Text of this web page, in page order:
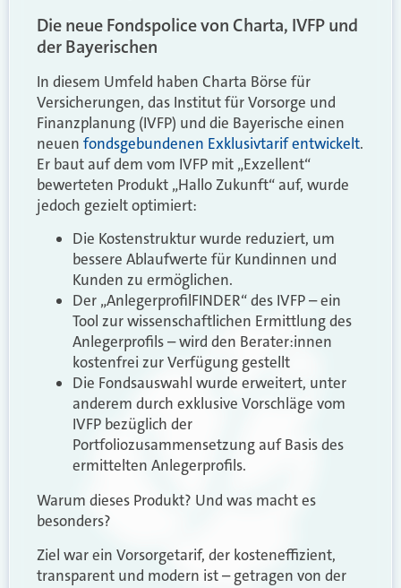
Die neue Fondspolice von Charta, IVFP und
der Bayerischen
In diesem Umfeld haben Charta Börse für
Versicherungen, das Institut für Vorsorge und
Finanzplanung (IVFP) und die Bayerische einen
neuen fondsgebundenen Exklusivtarif entwickelt.
Er baut auf dem vom IVFP mit „Exzellent“
bewerteten Produkt „Hallo Zukunft“ auf, wurde
jedoch gezielt optimiert:
Die Kostenstruktur wurde reduziert, um
bessere Ablaufwerte für Kundinnen und
Kunden zu ermöglichen.
Der „AnlegerprofilFINDER“ des IVFP – ein
Tool zur wissenschaftlichen Ermittlung des
Anlegerprofils – wird den Berater:innen
kostenfrei zur Verfügung gestellt
Die Fondsauswahl wurde erweitert, unter
anderem durch exklusive Vorschläge vom
IVFP bezüglich der
Portfoliozusammensetzung auf Basis des
ermittelten Anlegerprofils.
Warum dieses Produkt? Und was macht es
besonders?
Ziel war ein Vorsorgetarif, der kosteneffizient,
transparent und modern ist – getragen von der